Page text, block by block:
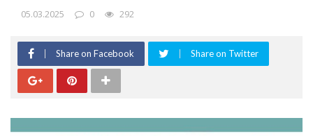
05.03.2025 0 292
Share on Facebook Share on Twitter